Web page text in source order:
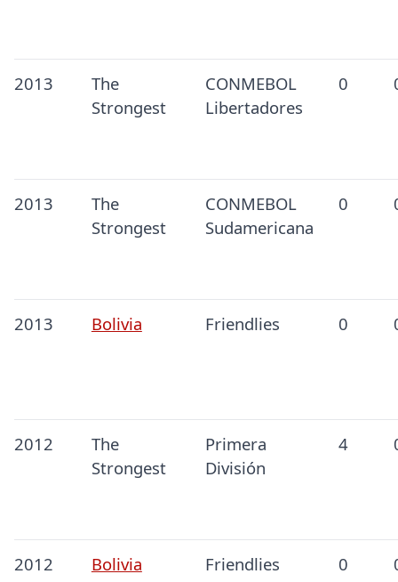
2013
The
Strongest
CONMEBOL
Libertadores
0
2013
The
Strongest
CONMEBOL
Sudamericana
0
2013 Bolivia Friendlies 0
2012
The
Strongest
Primera
División
4
2012 Bolivia Friendlies 0